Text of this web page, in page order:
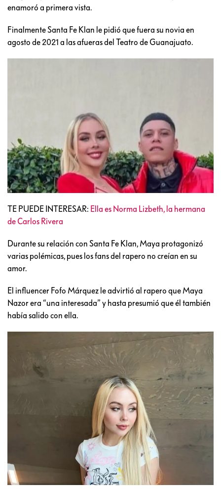
enamoró a primera vista.
Finalmente Santa Fe Klan le pidió que fuera su novia en
agosto de 2021 a las afueras del Teatro de Guanajuato.
TE PUEDE INTERESAR: Ella es Norma Lizbeth, la hermana
de Carlos Rivera
Durante su relación con Santa Fe Klan, Maya protagonizó
varias polémicas, pues los fans del rapero no creían en su
amor.
El influencer Fofo Márquez le advirtió al rapero que Maya
Nazor era “una interesada” y hasta presumió que él también
había salido con ella.